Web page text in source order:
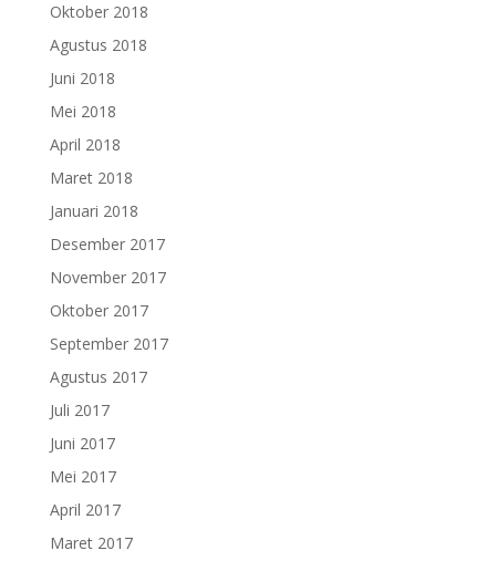
Oktober 2018
Agustus 2018
Juni 2018
Mei 2018
April 2018
Maret 2018
Januari 2018
Desember 2017
November 2017
Oktober 2017
September 2017
Agustus 2017
Juli 2017
Juni 2017
Mei 2017
April 2017
Maret 2017